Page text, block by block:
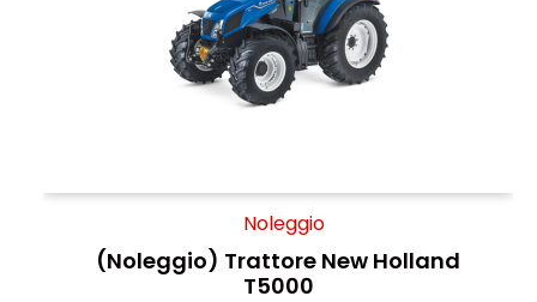
Noleggio
(Noleggio) Trattore New Holland
T5000